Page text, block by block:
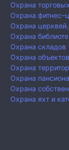
Охрана
Охрана
Охрана
Охрана
Охрана складов
Охрана
Охрана
Охрана
Охрана
Охрана яхт и